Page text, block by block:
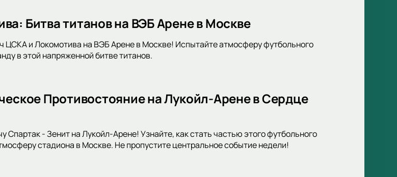
Битва титанов на ВЭБ Арене в Москве
ЦСКА и Локомотива на ВЭБ Арене в Москве! Испытайте атмосферу футбольного
в этой напряженной битве титанов.
Противостояние на Лукойл-Арене в Сердце
Спартак - Зенит на Лукойл-Арене! Узнайте, как стать частью этого футбольного
стадиона в Москве. Не пропустите центральное событие недели!